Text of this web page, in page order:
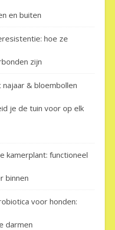
en buiten
hoe ze
zijn
& bloembollen
je de tuin voor op elk
kamerplant: functioneel
binnen
voor honden:
darmen